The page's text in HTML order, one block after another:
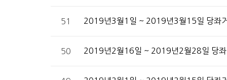
51 2019년3월1일 ~ 2019년3월15일 당좌
50 2019년2월16일 ~ 2019년2월28일 당